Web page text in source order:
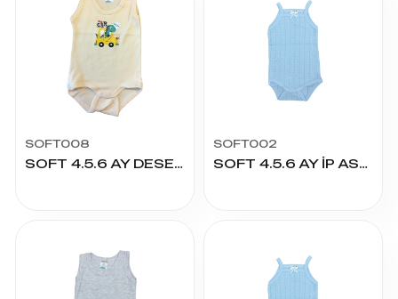
SOFT008
SOFT 4.5.6 AY DESENLİ ÇITÇITLI
SOFT002
SOFT 4.5.6 AY İP ASKILI RİBANA ÇITÇITLI